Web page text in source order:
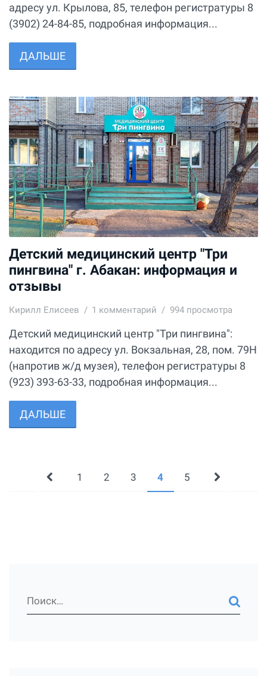
адресу ул. Крылова, 85, телефон регистратуры 8
(3902) 24-84-85, подробная информация...
ДАЛЬШЕ
Детский медицинский центр "Три
пингвина" г. Абакан: информация и
отзывы
Кирилл Елисеев 1 комментарий 994 просмотра
Детский медицинский центр "Три пингвина":
находится по адресу ул. Вокзальная, 28, пом. 79Н
(напротив ж/д музея), телефон регистратуры 8
(923) 393-63-33, подробная информация...
ДАЛЬШЕ
1 2 3 4 5